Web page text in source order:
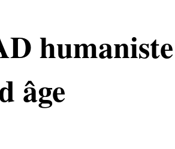
humaniste
âge